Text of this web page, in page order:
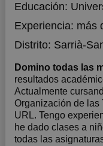
Educación:
Experiencia: más
Distrito: Sarrià-
Domino todas las
resultados
Actualmente
Organización de las
URL. Tengo
he dado clases a
todas las